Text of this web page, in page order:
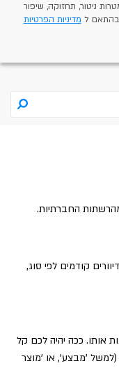
ניטור, תחזוקה, שיפור
בהתאם ל מדיניות הפרטיות
החברתיות.
קודמים לפי סוג,
אותו. ככה יהיה לכם קל
(למשל 'מבצע', או 'מוצר